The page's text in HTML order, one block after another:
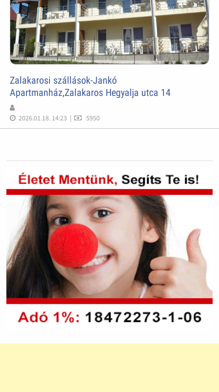
Zalakarosi szállások-Jankó
Apartmanház,Zalakaros Hegyalja utca 14
2026.01.18. 14:23 | 5950